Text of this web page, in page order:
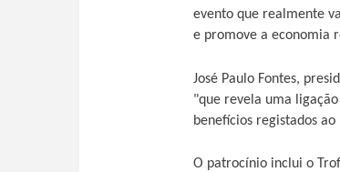
evento que realmente
e promove a economia
José Paulo Fontes,
"que revela uma
benefícios registados
O patrocínio inclui o